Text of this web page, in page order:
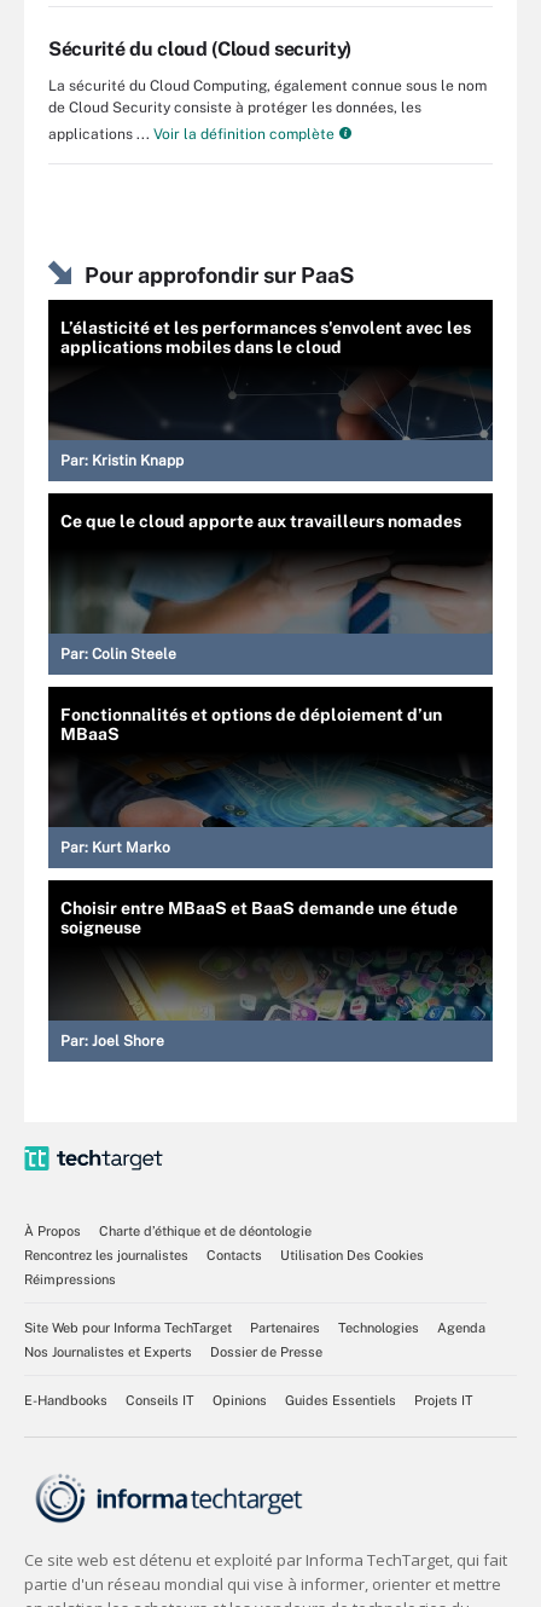
Sécurité du cloud (Cloud security)
La sécurité du Cloud Computing, également connue sous le nom
de Cloud Security consiste à protéger les données, les
applications ... Voir la définition complète
Pour approfondir sur PaaS
L’élasticité et les performances s'envolent avec les
applications mobiles dans le cloud
Par: Kristin Knapp
Ce que le cloud apporte aux travailleurs nomades
Par: Colin Steele
Fonctionnalités et options de déploiement d’un
MBaaS
Par: Kurt Marko
Choisir entre MBaaS et BaaS demande une étude
soigneuse
Par: Joel Shore
À Propos
Charte d’éthique et de déontologie
Rencontrez les journalistes
Contacts
Utilisation Des Cookies
Réimpressions
Site Web pour Informa TechTarget Partenaires Technologies
Agenda
Nos Journalistes et Experts
Dossier de Presse
E-Handbooks Conseils IT Opinions Guides Essentiels Projets IT